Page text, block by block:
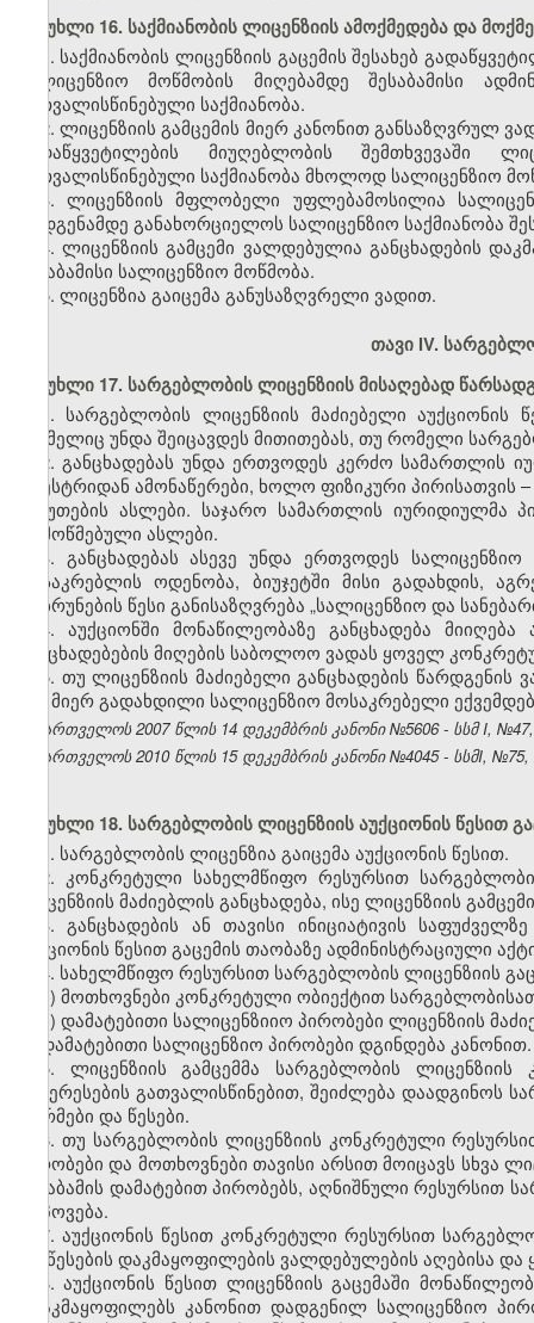
მუხლი 16. საქმიანობის ლიცენზიის ამოქმედება და
1. საქმიანობის ლიცენზიის გაცემის შესახებ
სალიცენზიო მოწმობის მიღებამდე შესაბამისი
გათვალისწინებული საქმიანობა.
2. ლიცენზიის გამცემის მიერ კანონით განსაზღვრულ
გადაწყვეტილების მიუღებლობის შემთხვევაში
გათვალისწინებული საქმიანობა მხოლოდ სალიცენზიო
3. ლიცენზიის მფლობელი უფლებამოსილია
აღდგენამდე განახორციელოს სალიცენზიო საქმიანობა
4. ლიცენზიის გამცემი ვალდებულია განცხადების
შესაბამისი სალიცენზიო მოწმობა.
5. ლიცენზია გაიცემა განუსაზღვრელი ვადით.
თავი IV.
მუხლი 17. სარგებლობის ლიცენზიის მისაღებად
1. სარგებლობის ლიცენზიის მაძიებელი აუქციონის
რომელიც უნდა შეიცავდეს მითითებას, თუ რომელი
2. განცხადებას უნდა ერთვოდეს კერძო სამართლის
რეესტრიდან ამონაწერები, ხოლო ფიზიკური
საბუთების ასლები. საჯარო სამართლის იურიდიულმა
დამოწმებული ასლები.
3. განცხადებას ასევე უნდა ერთვოდეს
მოსაკრებლის ოდენობა, ბიუჯეტში მისი გადახდის,
დაბრუნების წესი განისაზღვრება „სალიცენზიო და
4. აუქციონში მონაწილეობაზე განცხადება
განცხადებების მიღების საბოლოო ვადას ყოველ
5. თუ ლიცენზიის მაძიებელი განცხადების
მის მიერ გადახდილი სალიცენზიო მოსაკრებელი
საქართველოს 2007 წლის 14 დეკემბრის კანონი №5606 - სსმ I, №47,
საქართველოს 2010 წლის 15 დეკემბრის კანონი №4045 - სსმI, №75,
მუხლი 18. სარგებლობის ლიცენზიის აუქციონის წესით
1. სარგებლობის ლიცენზია გაიცემა აუქციონის წესით.
2. კონკრეტული სახელმწიფო რესურსით
ლიცენზიის მაძიებლის განცხადება, ისე ლიცენზიის
3. განცხადების ან თავისი ინიციატივის
აუქციონის წესით გაცემის თაობაზე ადმინისტრაციული
4. სახელმწიფო რესურსით სარგებლობის ლიცენზიის
ა) მოთხოვნები კონკრეტული ობიექტით
ბ) დამატებითი სალიცენზიიო პირობები ლიცენზიის
დამატებითი სალიცენზიო პირობები დგინდება კანონით.
5. ლიცენზიის გამცემმა სარგებლობის
ინტერესების გათვალისწინებით, შეიძლება
ნორმები და წესები.
6. თუ სარგებლობის ლიცენზიის კონკრეტული
პირობები და მოთხოვნები თავისი არსით მოიცავს სხვა
შესაბამის დამატებით პირობებს, აღნიშნული რესურსით
მოპოვება.
7. აუქციონის წესით კონკრეტული რესურსით
და წესების დაკმაყოფილების ვალდებულების აღებისა
8. აუქციონის წესით ლიცენზიის გაცემაში
დააკმაყოფილებს კანონით დადგენილ სალიცენზიო